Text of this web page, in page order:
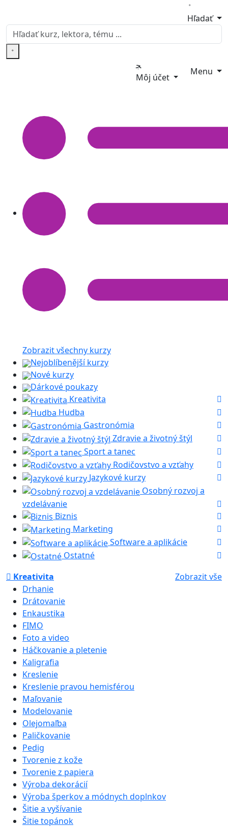
Hľadať
Môj účet
Menu
Zobrazit všechny kurzy
Nejoblíbenější kurzy
Nové kurzy
Dárkové poukazy
Kreativita
Hudba
Gastronómia
Zdravie a životný štýl
Sport a tanec
Rodičovstvo a vzťahy
Jazykové kurzy
Osobný rozvoj a
vzdelávanie
Biznis
Marketing
Software a aplikácie
Ostatné
Kreativita
Zobrazit vše
Drhanie
Drátovanie
Enkaustika
FIMO
Foto a video
Háčkovanie a pletenie
Kaligrafia
Kreslenie
Kreslenie pravou hemisférou
Maľovanie
Modelovanie
Olejomaľba
Paličkovanie
Pedig
Tvorenie z kože
Tvorenie z papiera
Výroba dekorácií
Výroba šperkov a módnych doplnkov
Šitie a vyšívanie
Šitie topánok